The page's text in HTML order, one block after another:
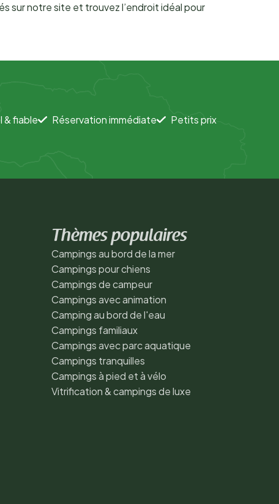
sur notre site et trouvez l’endroit idéal pour
& fiable Réservation immédiate Petits prix
Thèmes populaires
Campings au bord de la mer
Campings pour chiens
Campings de campeur
Campings avec animation
Camping au bord de l'eau
Campings familiaux
Campings avec parc aquatique
Campings tranquilles
Campings à pied et à vélo
Vitrification & campings de luxe